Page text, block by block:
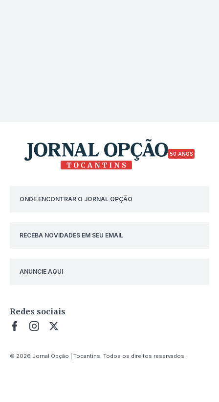
50 ANOS
ONDE ENCONTRAR O JORNAL OPÇÃO
RECEBA NOVIDADES EM SEU EMAIL
ANUNCIE AQUI
Redes sociais
© 2026 Jornal Opção | Tocantins. Todos os direitos reservados.